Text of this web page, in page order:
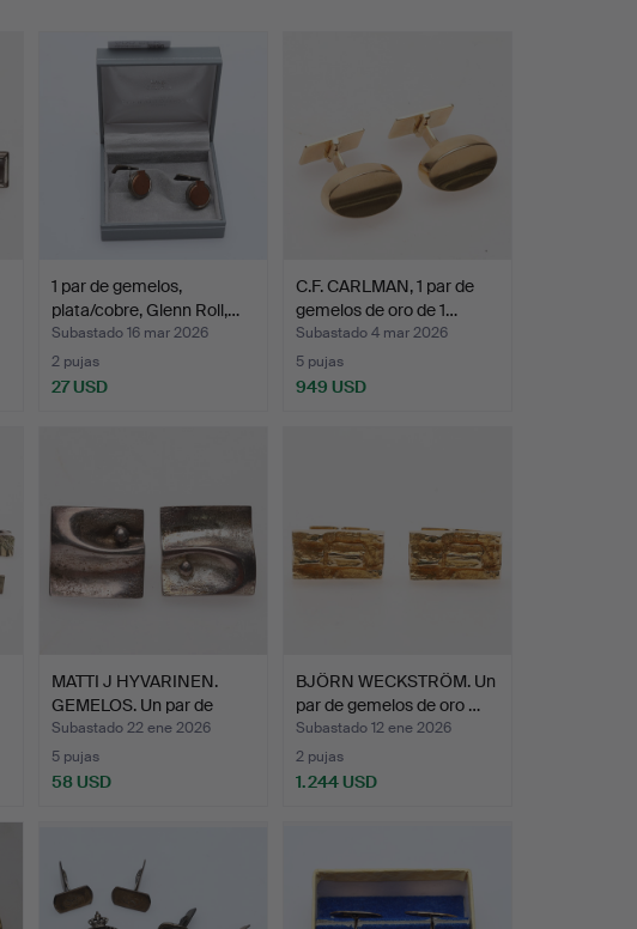
1 par de gemelos,
plata/cobre, Glenn Roll,…
Subastado 16 mar 2026
2 pujas
27 USD
C.F. CARLMAN, 1 par de
gemelos de oro de 1…
Subastado 4 mar 2026
5 pujas
949 USD
MATTI J HYVARINEN.
GEMELOS. Un par de
plat…
Subastado 22 ene 2026
5 pujas
58 USD
BJÖRN WECKSTRÖM. Un
par de gemelos de oro …
Subastado 12 ene 2026
2 pujas
1.244 USD